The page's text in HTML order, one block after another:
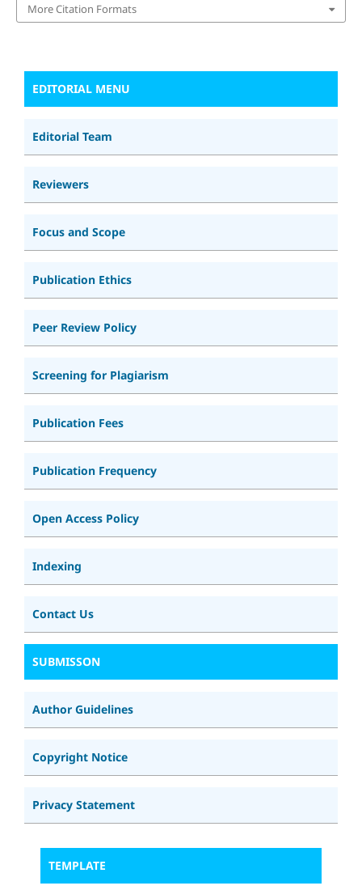
More Citation Formats
EDITORIAL MENU
Editorial Team
Reviewers
Focus and Scope
Publication Ethics
Peer Review Policy
Screening for Plagiarism
Publication Fees
Publication Frequency
Open Access Policy
Indexing
Contact Us
SUBMISSON
Author Guidelines
Copyright Notice
Privacy Statement
TEMPLATE